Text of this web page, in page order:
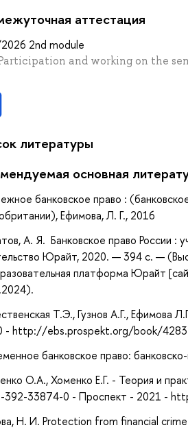
аттестация
2nd module
and working on the
литературы
основная
банковское право :
Ефимова, Л. Г., 2016
А. Я. Банковское право России
Юрайт, 2020. — 394 с. —
платформа Юрайт
Т.Э., Гузнов А.Г., Ефимова
- http://ebs.prospekt.org/book/
банковское право:
О.А., Хоменко Е.Г. - Теория и
392-33874-0 - Проспект - 2021 -
Н. И. Protection from financial